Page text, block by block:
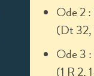
Ode 2
(Dt
Ode 3
(1 R 2,